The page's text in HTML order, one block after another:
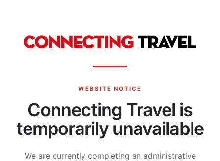
WEBSITE NOTICE
Connecting Travel is
temporarily unavailable
We are currently completing an administrative